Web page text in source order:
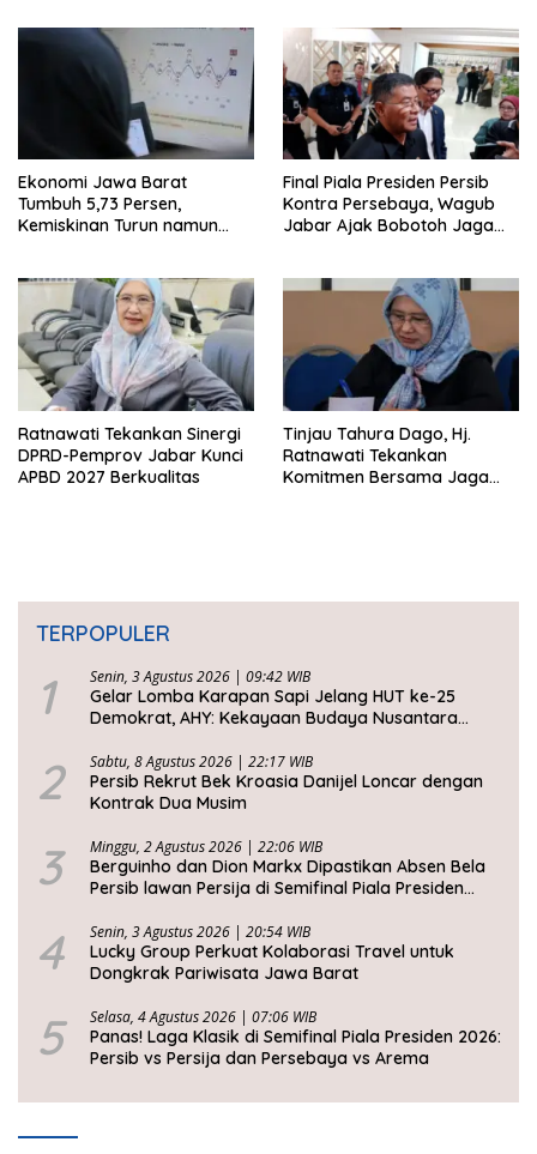
Ekonomi Jawa Barat
Tumbuh 5,73 Persen,
Kemiskinan Turun namun
Final Piala Presiden Persib
Kontra Persebaya, Wagub
Jabar Ajak Bobotoh Jaga
Ratnawati Tekankan Sinergi
DPRD-Pemprov Jabar Kunci
APBD 2027 Berkualitas
Tinjau Tahura Dago, Hj.
Ratnawati Tekankan
Komitmen Bersama Jaga
TERPOPULER
1 Senin, 3 Agustus 2026 | 09:42 WIB
Gelar Lomba Karapan Sapi Jelang HUT ke-25
Demokrat, AHY: Kekayaan Budaya Nusantara
2 Sabtu, 8 Agustus 2026 | 22:17 WIB
Persib Rekrut Bek Kroasia Danijel Loncar dengan
Kontrak Dua Musim
3 Minggu, 2 Agustus 2026 | 22:06 WIB
Berguinho dan Dion Markx Dipastikan Absen Bela
Persib lawan Persija di Semifinal Piala Presiden
4 Senin, 3 Agustus 2026 | 20:54 WIB
Lucky Group Perkuat Kolaborasi Travel untuk
Dongkrak Pariwisata Jawa Barat
5 Selasa, 4 Agustus 2026 | 07:06 WIB
Panas! Laga Klasik di Semifinal Piala Presiden 2026:
Persib vs Persija dan Persebaya vs Arema